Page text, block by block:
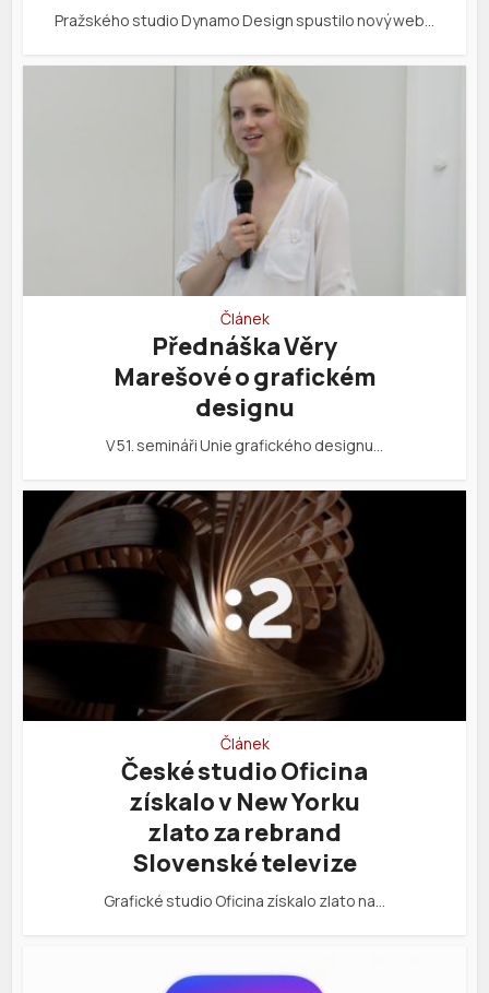
Pražského studio Dynamo Design spustilo nový web…
Článek
Přednáška Věry
Marešové o grafickém
designu
V 51. semináři Unie grafického designu…
Článek
České studio Oficina
získalo v New Yorku
zlato za rebrand
Slovenské televize
Grafické studio Oficina získalo zlato na…